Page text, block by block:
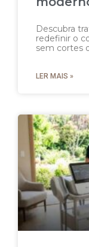
Descubra
redefinir o
sem cortes
LER MAIS »